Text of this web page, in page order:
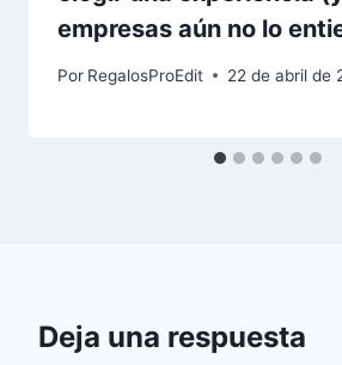
empresas aún no lo
Por RegalosProEdit 22 de abril de
Deja una respuesta